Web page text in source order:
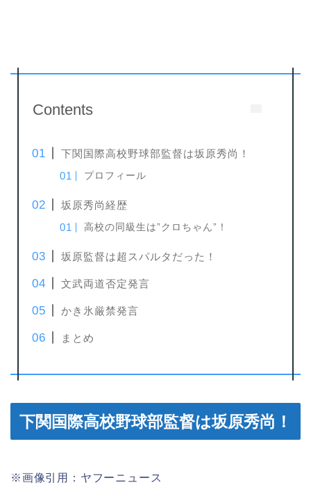
Contents
下関国際高校野球部監督は坂原秀尚！
プロフィール
坂原秀尚経歴
高校の同級生は”クロちゃん”！
坂原監督は超スパルタだった！
文武両道否定発言
かき氷厳禁発言
まとめ
下関国際高校野球部監督は坂原秀尚！
※画像引用：ヤフーニュース